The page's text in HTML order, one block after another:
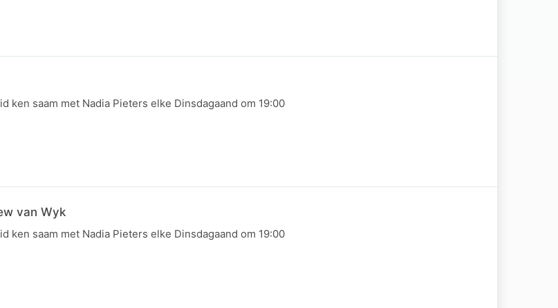
ken saam met Nadia Pieters elke Dinsdagaand om 19:00
van Wyk
ken saam met Nadia Pieters elke Dinsdagaand om 19:00